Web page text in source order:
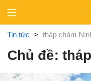
content
Tin tức > tháp chàm
Chủ đề: